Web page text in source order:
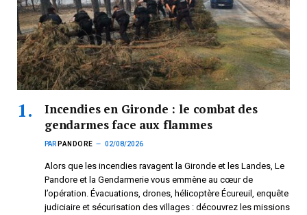
Incendies en Gironde : le combat des
gendarmes face aux flammes
PAR PANDORE 02/08/2026
Alors que les incendies ravagent la Gironde et les Landes, Le
Pandore et la Gendarmerie vous emmène au cœur de
l’opération. Évacuations, drones, hélicoptère Écureuil, enquête
judiciaire et sécurisation des villages : découvrez les missions